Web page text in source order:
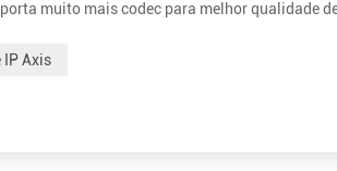
muito mais codec para melhor qualidade
Axis